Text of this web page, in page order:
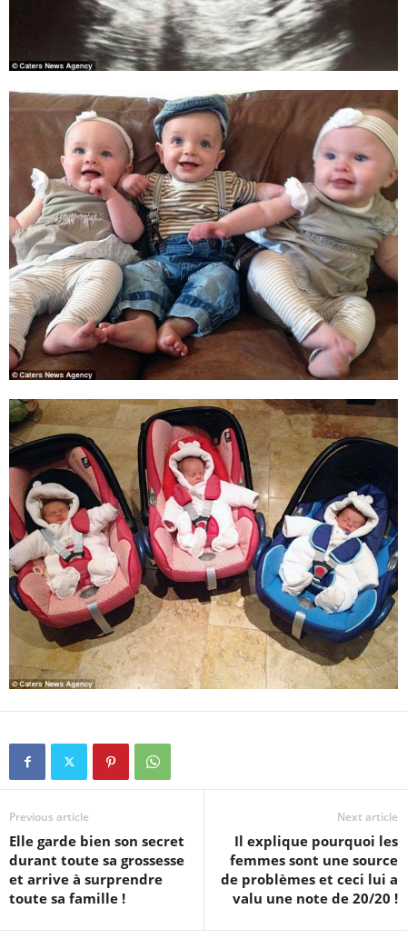
Previous article
Elle garde bien son secret
durant toute sa grossesse
et arrive à surprendre
toute sa famille !
Next article
Il explique pourquoi les
femmes sont une source
de problèmes et ceci lui a
valu une note de 20/20 !